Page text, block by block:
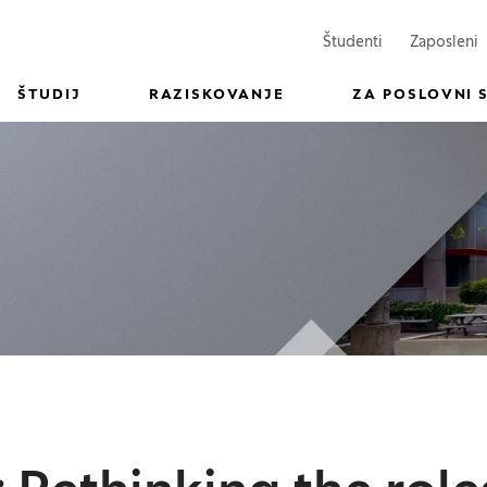
Študenti (Odpre se v
Zaposleni
ŠTUDIJ RAZISKOVANJE ZA POSLOVNI